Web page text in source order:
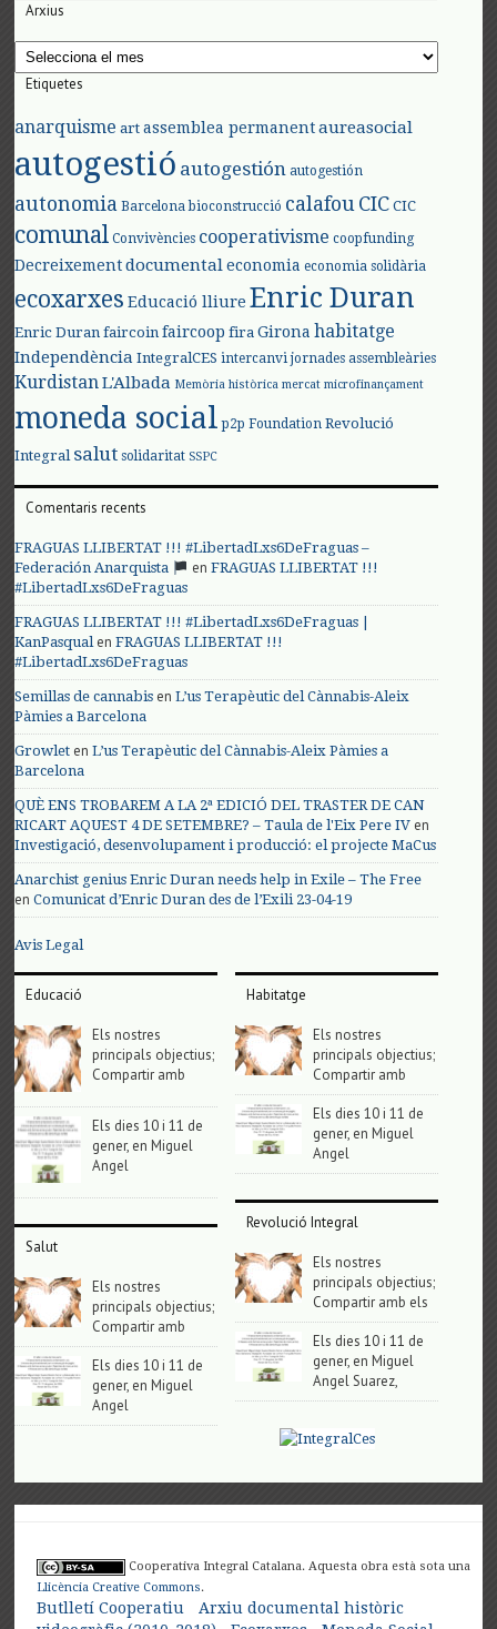
Arxius
Arxius
Etiquetes
anarquisme art assemblea permanent aureasocial
autogestió autogestión autogestión
autonomia Barcelona bioconstrucció calafouCIC CIC
comunal Convivències cooperativisme coopfunding
Decreixement documental economia economia solidària
ecoxarxes Educació lliure Enric Duran
Enric Duran faircoin faircoop fira Girona habitatge
Independència IntegralCES intercanvi jornades assembleàries
KurdistanL'Albada Memòria històrica mercat microfinançament
moneda social p2p Foundation Revolució
Integral salut solidaritat SSPC
Comentaris recents
FRAGUAS LLIBERTAT !!! #LibertadLxs6DeFraguas –
Federación Anarquista
enFRAGUAS LLIBERTAT !!!
#LibertadLxs6DeFraguas
FRAGUAS LLIBERTAT !!! #LibertadLxs6DeFraguas |
KanPasqualenFRAGUAS LLIBERTAT !!!
#LibertadLxs6DeFraguas
Semillas de cannabis enL’us Terapèutic del Cànnabis-Aleix
Pàmies a Barcelona
Growlet enL’us Terapèutic del Cànnabis-Aleix Pàmies a
Barcelona
QUÈ ENS TROBAREM A LA 2ª EDICIÓ DEL TRASTER DE CAN
RICART AQUEST 4 DE SETEMBRE? – Taula de l'Eix Pere IV en
Investigació, desenvolupament i producció: el projecte MaCus
Anarchist genius Enric Duran needs help in Exile – The Free
enComunicat d’Enric Duran des de l’Exili 23-04-19
Avis Legal
Educació
Els nostres
principals objectius;
Compartir amb
Els dies 10 i 11 de
gener, en Miguel
Angel
Salut
Els nostres
principals objectius;
Compartir amb
Els dies 10 i 11 de
gener, en Miguel
Angel
Habitatge
Els nostres
principals objectius;
Compartir amb
Els dies 10 i 11 de
gener, en Miguel
Angel
Revolució Integral
Els nostres
principals objectius;
Compartir amb els
Els dies 10 i 11 de
gener, en Miguel
Angel Suarez,
Cooperativa Integral Catalana. Aquesta obra està sota una
Llicència Creative Commons.
Butlletí Cooperatiu
Arxiu documental històric